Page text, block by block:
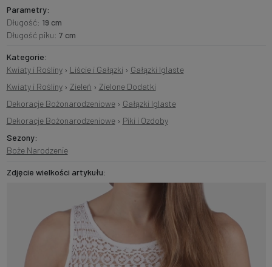
Parametry:
Długość: 19 cm
Długość piku: 7 cm
Kategorie:
Kwiaty i Rośliny› Liście i Gałązki› Gałązki Iglaste
Kwiaty i Rośliny› Zieleń › Zielone Dodatki
Dekoracje Bożonarodzeniowe› Gałązki Iglaste
Dekoracje Bożonarodzeniowe› Piki i Ozdoby
Sezony:
Boże Narodzenie
Zdjęcie wielkości artykułu: